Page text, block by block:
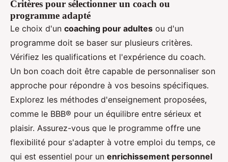
Critères pour sélectionner un coach ou
programme adapté
Le choix d'un coaching pour adultes ou d'un
programme doit se baser sur plusieurs critères.
Vérifiez les qualifications et l'expérience du coach.
Un bon coach doit être capable de personnaliser son
approche pour répondre à vos besoins spécifiques.
Explorez les méthodes d'enseignement proposées,
comme le BBB® pour un équilibre entre sérieux et
plaisir. Assurez-vous que le programme offre une
flexibilité pour s'adapter à votre emploi du temps, ce
qui est essentiel pour un enrichissement personnel